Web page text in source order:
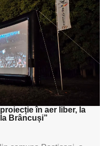
aici
aici
aici
subti
în aer liber, la
Brâncuși”